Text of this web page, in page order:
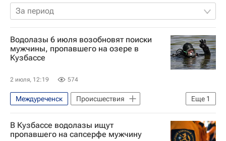
За период
Водолазы 6 июля возобновят поиски
мужчины, пропавшего на озере в
Кузбассе
2 июля, 12:19 574
Еще 1
Междуреченск
Происшествия
Россия
В Кузбассе водолазы ищут
пропавшего на сапсерфе мужчину